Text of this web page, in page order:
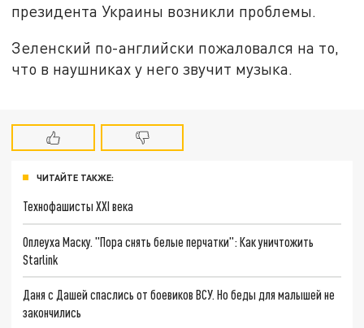
президента Украины возникли проблемы.
Зеленский по-английски пожаловался на то,
что в наушниках у него звучит музыка.
ЧИТАЙТЕ ТАКЖЕ:
Технофашисты XXI века
Оплеуха Маску. "Пора снять белые перчатки": Как уничтожить
Starlink
Даня с Дашей спаслись от боевиков ВСУ. Но беды для малышей не
закончились